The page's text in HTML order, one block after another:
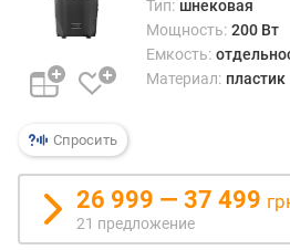
я
(
м
)
д
н
а
Спросить
Тип: шнековая
Мощность: 200 Вт
Емкость:
Материал: пластик
26 999 — 37 499
21 предложение